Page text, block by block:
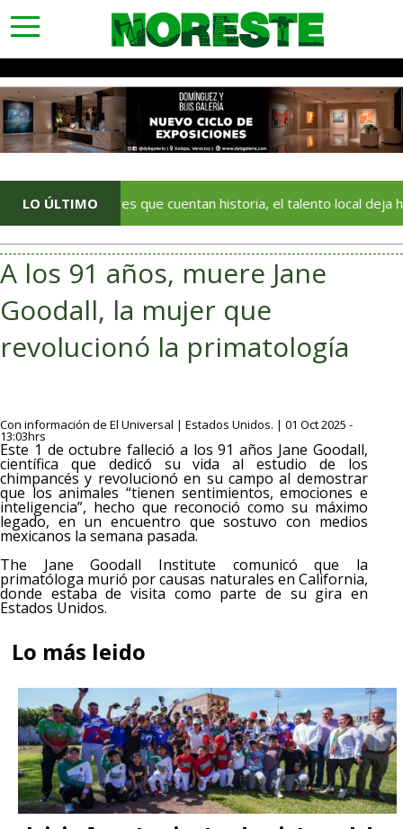
toggle
navigation
LO ÚLTIMO
Con colores que cuentan historia, el talento local deja huella
A los 91 años, muere Jane
Goodall, la mujer que
revolucionó la primatología
Con información de El Universal | Estados Unidos. | 01 Oct 2025 -
13:03hrs
Este 1 de octubre falleció a los 91 años Jane Goodall,
científica que dedicó su vida al estudio de los
chimpancés y revolucionó en su campo al demostrar
que los animales “tienen sentimientos, emociones e
inteligencia”, hecho que reconoció como su máximo
legado, en un encuentro que sostuvo con medios
mexicanos la semana pasada.
The Jane Goodall Institute comunicó que la
primatóloga murió por causas naturales en California,
donde estaba de visita como parte de su gira en
Estados Unidos.
Lo más leido